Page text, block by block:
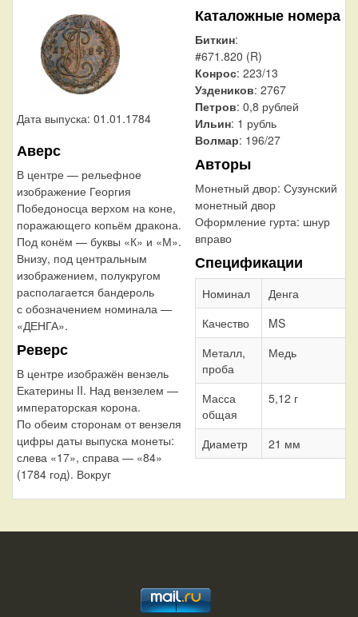
Дата выпуска: 01.01.1784
Аверс
В центре — рельефное
изображение Георгия
Победоносца верхом на коне,
поражающего копьём дракона.
Под конём — буквы «К» и «М».
Внизу, под центральным
изображением, полукругом
располагается бандероль
с обозначением номинала —
«ДЕНГА».
Реверс
В центре изображён вензель
Екатерины II. Над вензелем —
императорская корона.
По обеим сторонам от вензеля
цифры даты выпуска монеты:
слева «17», справа — «84»
(1784 год). Вокруг
Каталожные номера
Биткин:
#671.820 (R)
Конрос: 223/13
Уздеников: 2767
Петров: 0,8 рублей
Ильин: 1 рубль
Волмар: 196/27
Авторы
Монетный двор: Сузунский
монетный двор
Оформление гурта: шнур
вправо
Спецификации
Номинал
Денга
Качество
MS
Металл,
проба
Медь
Масса
общая
5,12 г
Диаметр 21 мм